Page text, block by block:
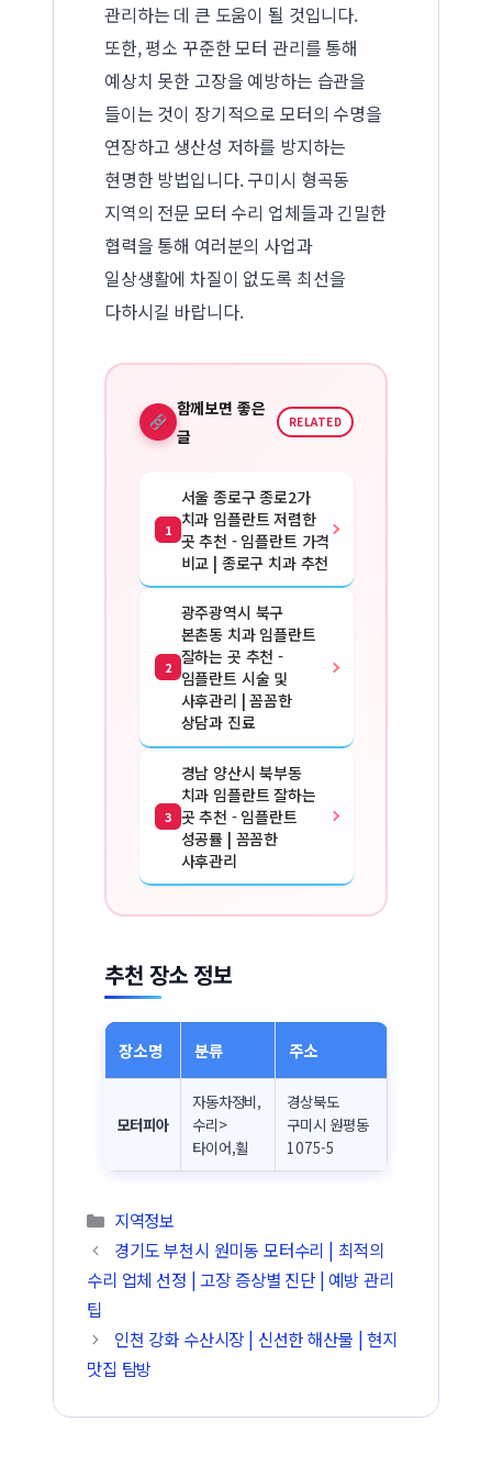
관리하는 데 큰 도움이 될 것입니다.
또한, 평소 꾸준한 모터 관리를 통해
예상치 못한 고장을 예방하는 습관을
들이는 것이 장기적으로 모터의 수명을
연장하고 생산성 저하를 방지하는
현명한 방법입니다. 구미시 형곡동
지역의 전문 모터 수리 업체들과 긴밀한
협력을 통해 여러분의 사업과
일상생활에 차질이 없도록 최선을
다하시길 바랍니다.
함께보면 좋은
글
RELATED
1
서울 종로구 종로2가
치과 임플란트 저렴한
곳 추천 - 임플란트 가격
비교 | 종로구 치과 추천
2
광주광역시 북구
본촌동 치과 임플란트
잘하는 곳 추천 -
임플란트 시술 및
사후관리 | 꼼꼼한
상담과 진료
3
경남 양산시 북부동
치과 임플란트 잘하는
곳 추천 - 임플란트
성공률 | 꼼꼼한
사후관리
추천 장소 정보
장소명 분류 주소
모터피아
자동차정비,
수리>
타이어,휠
경상북도
구미시 원평동
1075-5
카테고리
지역정보
경기도 부천시 원미동 모터수리 | 최적의
수리 업체 선정 | 고장 증상별 진단 | 예방 관리
팁
인천 강화 수산시장 | 신선한 해산물 | 현지
맛집 탐방